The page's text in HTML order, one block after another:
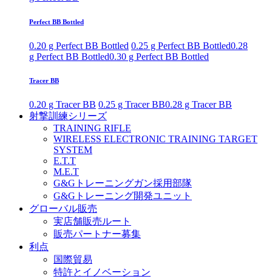
Perfect BB Bottled
0.20 g Perfect BB Bottled 0.25 g Perfect BB Bottled0.28
g Perfect BB Bottled0.30 g Perfect BB Bottled
Tracer BB
0.20 g Tracer BB 0.25 g Tracer BB0.28 g Tracer BB
射撃訓練シリーズ
TRAINING RIFLE
WIRELESS ELECTRONIC TRAINING TARGET
SYSTEM
E.T.T
M.E.T
G&Gトレーニングガン採用部隊
G&Gトレーニング開発ユニット
グローバル販売
実店舗販売ルート
販売パートナー募集
利点
国際貿易
特許とイノベーション